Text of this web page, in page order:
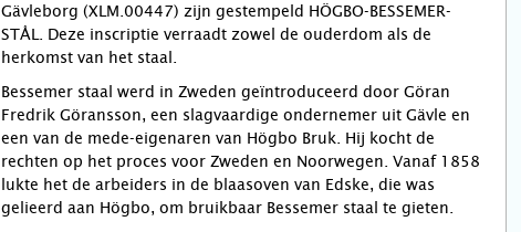
Gävleborg (XLM.00447) zijn gestempeld HÖGBO-BESSEMER-
STÅL. Deze inscriptie verraadt zowel de ouderdom als de
herkomst van het staal.
Bessemer staal werd in Zweden geïntroduceerd door Göran
Fredrik Göransson, een slagvaardige ondernemer uit Gävle en
een van de mede-eigenaren van Högbo Bruk. Hij kocht de
rechten op het proces voor Zweden en Noorwegen. Vanaf 1858
lukte het de arbeiders in de blaasoven van Edske, die was
gelieerd aan Högbo, om bruikbaar Bessemer staal te gieten.